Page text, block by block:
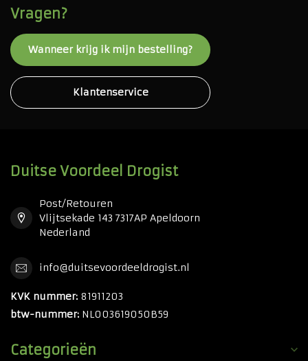
Vragen?
Wanneer krijg ik mijn bestelling?
Klantenservice
Duitse Voordeel Drogist
Post/Retouren
Vlijtsekade 143 7317AP Apeldoorn
Nederland
info@duitsevoordeeldrogist.nl
KVK nummer: 81911203
btw-nummer: NL003619050B59
Categorieën